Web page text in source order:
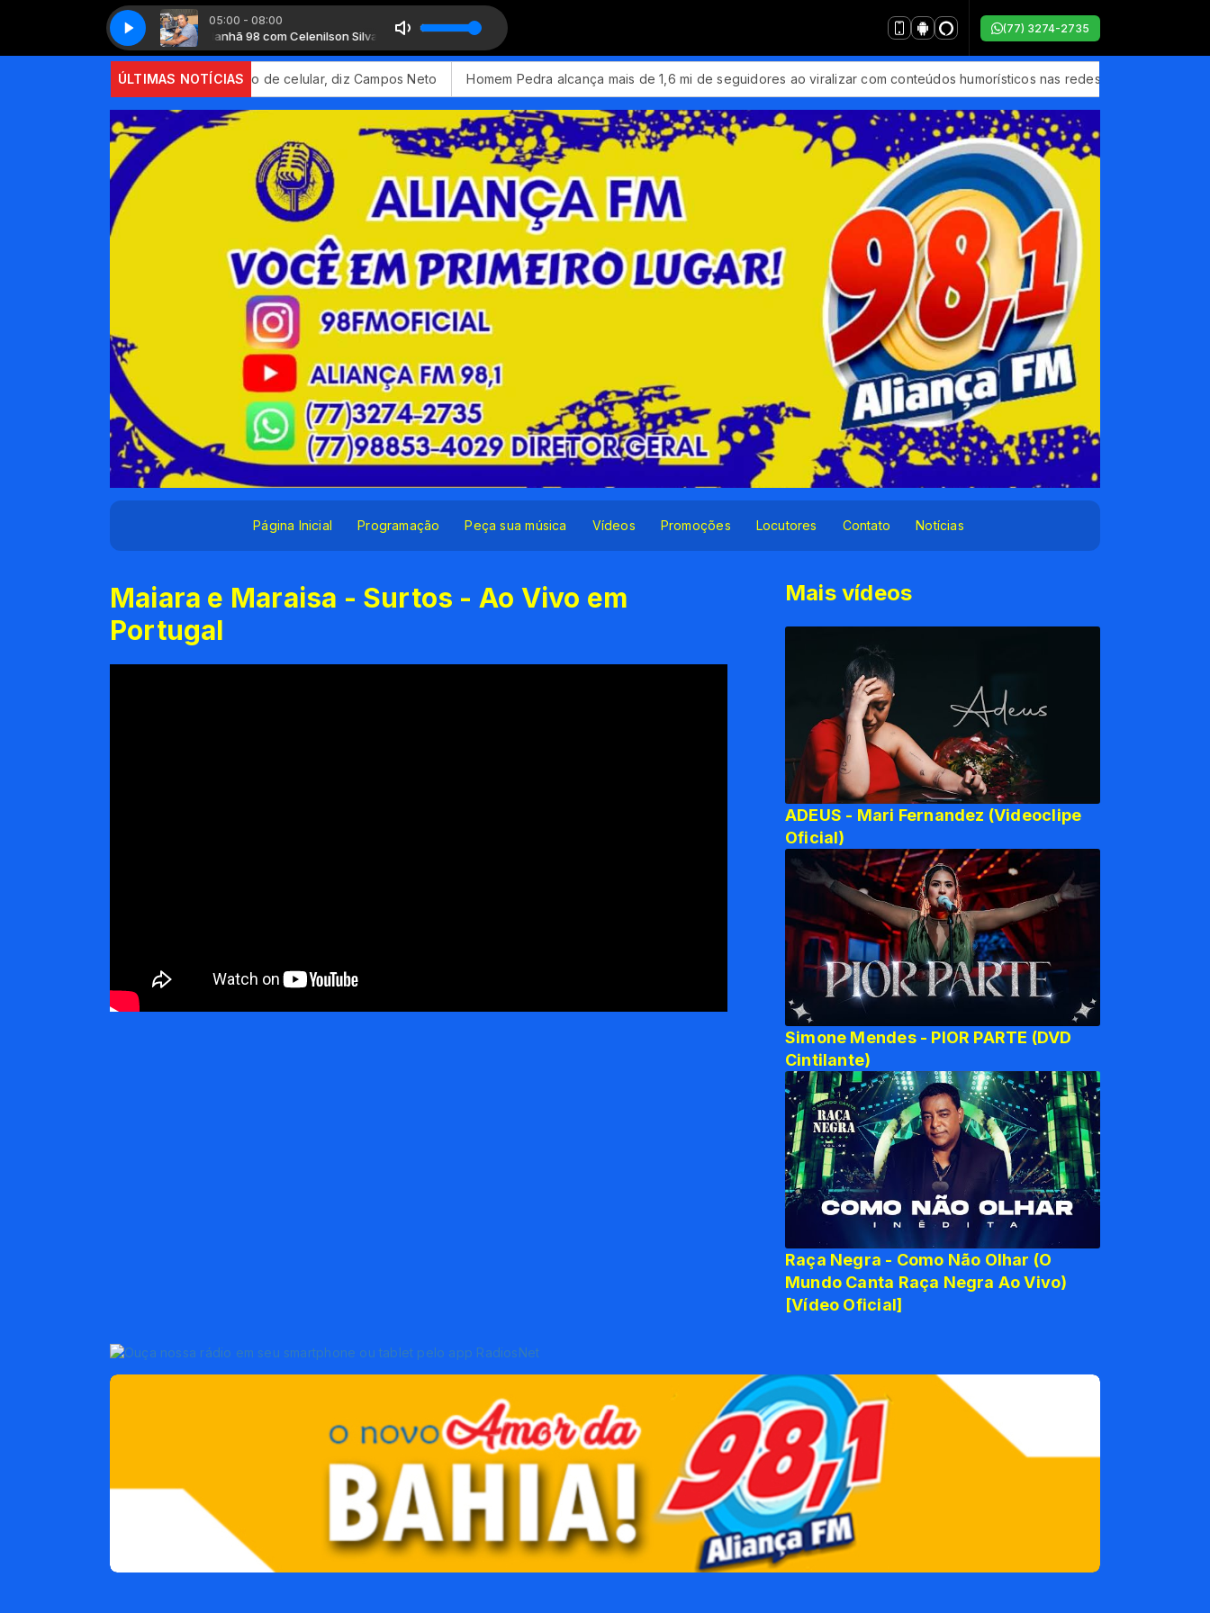
05:00 - 08:00
Manhã 98 com Celenilson SilvaManhã 98 com Celenilson Silva
(77) 3274-2735
ÚLTIMAS NOTÍCIAS
de pagamento por aproximação de celular, diz Campos Neto Homem Pedra alcança mais de 1,6 mi de seguidores ao viralizar com conteúdos humorísticos nas redes sociais: 'entendeu,
Página Inicial Programação Peça sua música Vídeos Promoções Locutores Contato Notícias
Maiara e Maraisa - Surtos - Ao Vivo em
Portugal
Mais vídeos
ADEUS - Mari Fernandez (Videoclipe
Oficial)
Simone Mendes - PIOR PARTE (DVD
Cintilante)
Raça Negra - Como Não Olhar (O
Mundo Canta Raça Negra Ao Vivo)
[Vídeo Oficial]